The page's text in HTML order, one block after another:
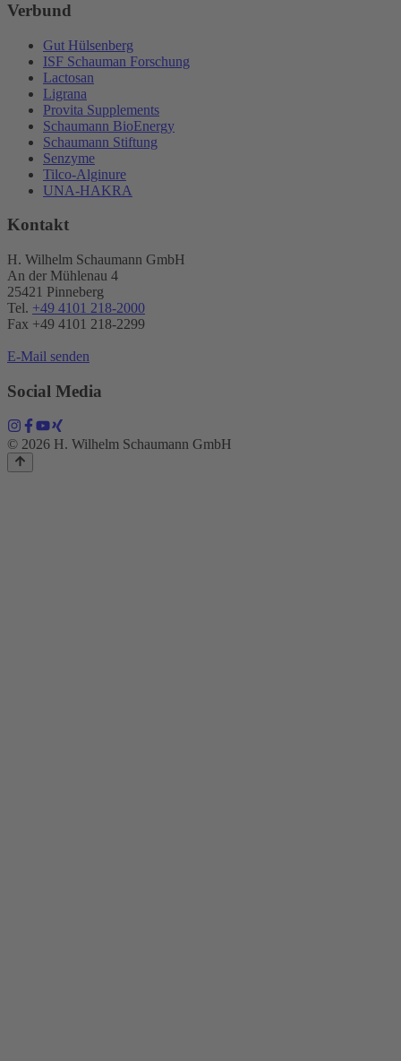
Verbund
Gut Hülsenberg
ISF Schauman Forschung
Lactosan
Ligrana
Provita Supplements
Schaumann BioEnergy
Schaumann Stiftung
Senzyme
Tilco-Alginure
UNA-HAKRA
Kontakt
H. Wilhelm Schaumann GmbH
An der Mühlenau 4
25421 Pinneberg
Tel. +49 4101 218-2000
Fax +49 4101 218​-2299
E-Mail senden
Social Media
© 2026 H. Wilhelm Schaumann GmbH